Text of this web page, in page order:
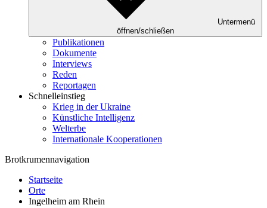
Untermenü
öffnen/schließen
Publikationen
Dokumente
Interviews
Reden
Reportagen
Schnelleinstieg
Krieg in der Ukraine
Künstliche Intelligenz
Welterbe
Internationale Kooperationen
Brotkrumennavigation
Startseite
Orte
Ingelheim am Rhein